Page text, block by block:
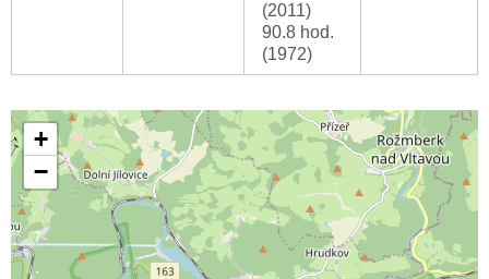
(2011)
90.8 hod.
(1972)
+
−